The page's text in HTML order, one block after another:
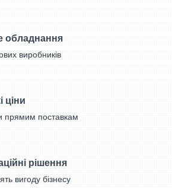
обладнання
виробників
ціни
прямим поставкам
рішення
вигоду бізнесу